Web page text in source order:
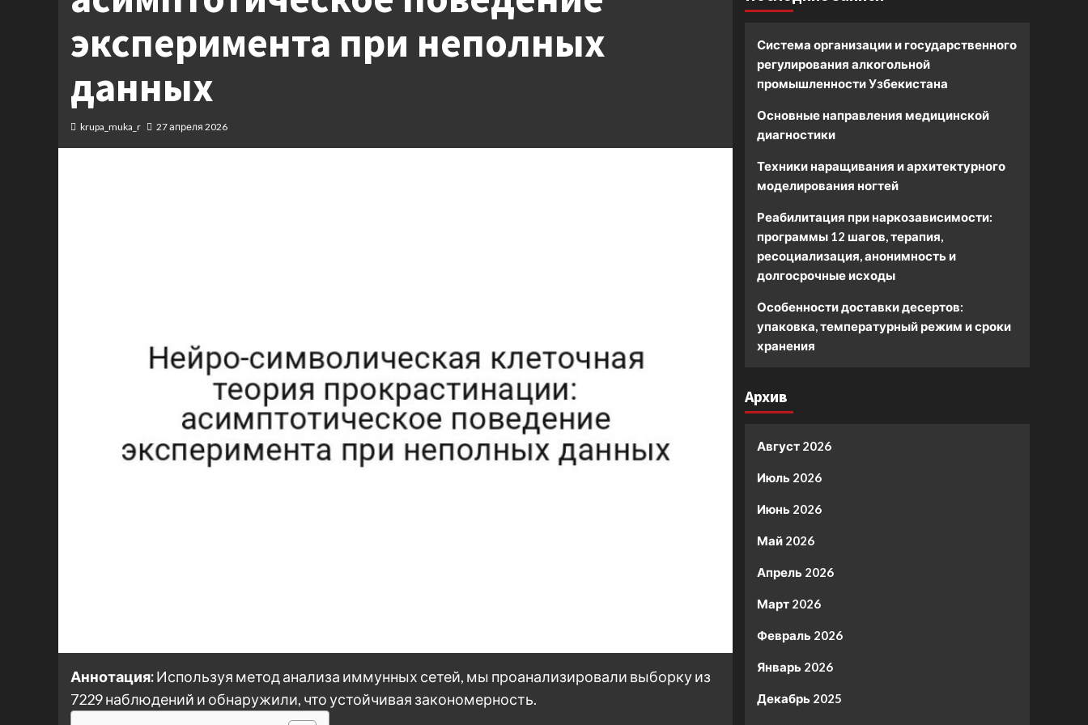
эксперимента при неполных
данных
krupa_muka_r 27 апреля 2026
Аннотация:Используя метод анализа иммунных сетей, мы проанализировали выборку из
7229 наблюдений и обнаружили, что устойчивая закономерность.
Система организации и государственного
регулирования алкогольной
промышленности Узбекистана
Основные направления медицинской
диагностики
Техники наращивания и архитектурного
моделирования ногтей
Реабилитация при наркозависимости:
программы 12 шагов, терапия,
ресоциализация, анонимность и
долгосрочные исходы
Особенности доставки десертов:
упаковка, температурный режим и сроки
хранения
Архив
Август 2026
Июль 2026
Июнь 2026
Май 2026
Апрель 2026
Март 2026
Февраль 2026
Январь 2026
Декабрь 2025